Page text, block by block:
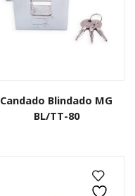
Candado Blindado MG
BL/TT-80